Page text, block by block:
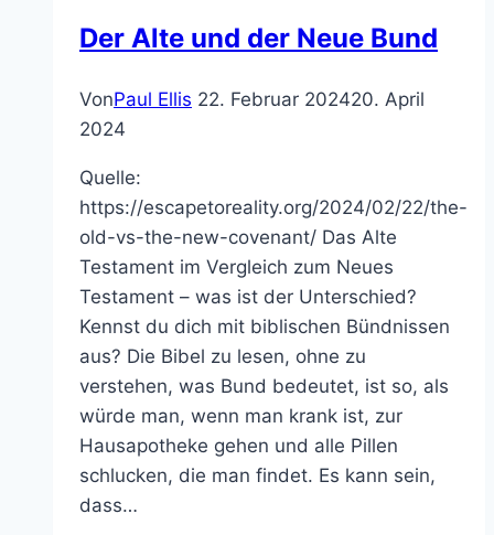
weiter
Der Alte und der Neue Bund
VonPaul Ellis 22. Februar 202420. April
2024
Quelle:
https://escapetoreality.org/2024/02/22/the-
old-vs-the-new-covenant/ Das Alte
Testament im Vergleich zum Neues
Testament – was ist der Unterschied?
Kennst du dich mit biblischen Bündnissen
aus? Die Bibel zu lesen, ohne zu
verstehen, was Bund bedeutet, ist so, als
würde man, wenn man krank ist, zur
Hausapotheke gehen und alle Pillen
schlucken, die man findet. Es kann sein,
dass…